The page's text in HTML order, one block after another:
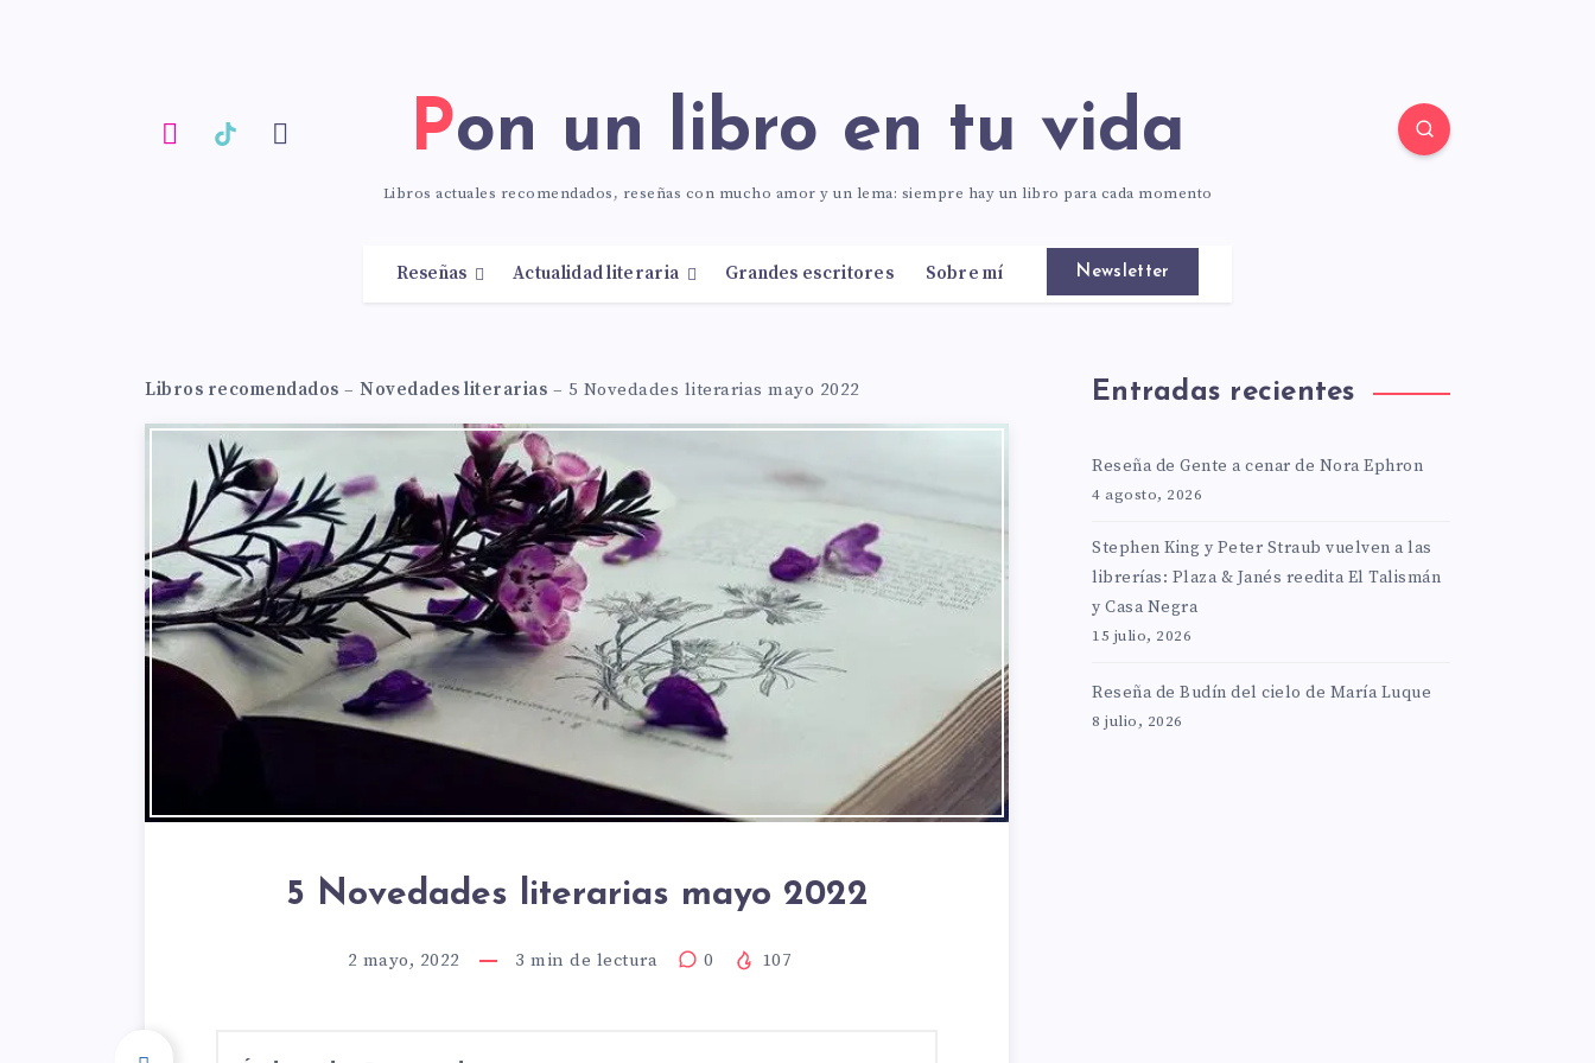
Pon un libro en tu vida
Libros actuales recomendados, reseñas con mucho amor y un lema: siempre hay un libro para cada momento
Reseñas Actualidad literaria Grandes escritores Sobre mí Newsletter
Libros recomendados – Novedades literarias – 5 Novedades literarias mayo 2022
5 Novedades literarias mayo 2022
2 mayo, 2022 3 min de lectura 0 107
Entradas recientes
Reseña de Gente a cenar de Nora Ephron
4 agosto, 2026
Stephen King y Peter Straub vuelven a las
librerías: Plaza & Janés reedita El Talismán
y Casa Negra
15 julio, 2026
Reseña de Budín del cielo de María Luque
8 julio, 2026